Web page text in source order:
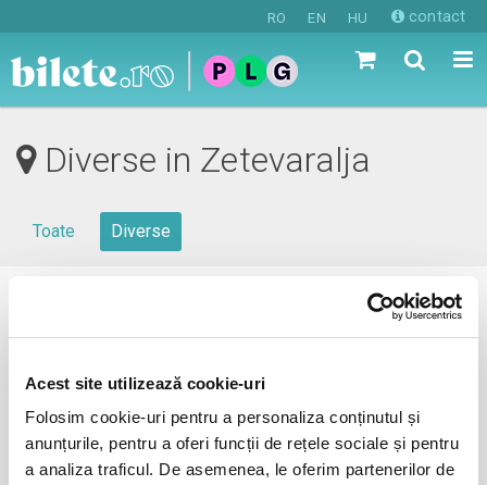
Acest site utilizează cookie-uri
Folosim cookie-uri pentru a personaliza conținutul și
anunțurile, pentru a oferi funcții de rețele sociale și pentru
a analiza traficul. De asemenea, le oferim partenerilor de
RO EN HU contact
Diverse in Zetevaralja
Toate Diverse
0 evenimente in viitorul apropiat
anunta-ma pe email cand apare urmatorul eveniment la
Zetevaralja